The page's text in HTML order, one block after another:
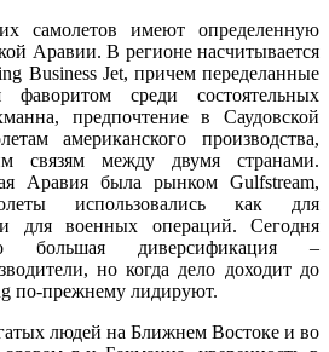
самолетов имеют определенную
Аравии. В регионе насчитывается
Business Jet, причем переделанные
фаворитом среди состоятельных
предпочтение в Саудовской
американского производства,
связям между двумя странами.
Аравия была рынком Gulfstream,
использовались как для
и для военных операций. Сегодня
большая диверсификация –
но когда дело доходит до
по-прежнему лидируют.
людей на Ближнем Востоке и во